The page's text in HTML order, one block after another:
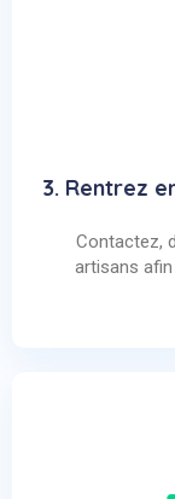
3. Rentrez
Contactez,
artisans